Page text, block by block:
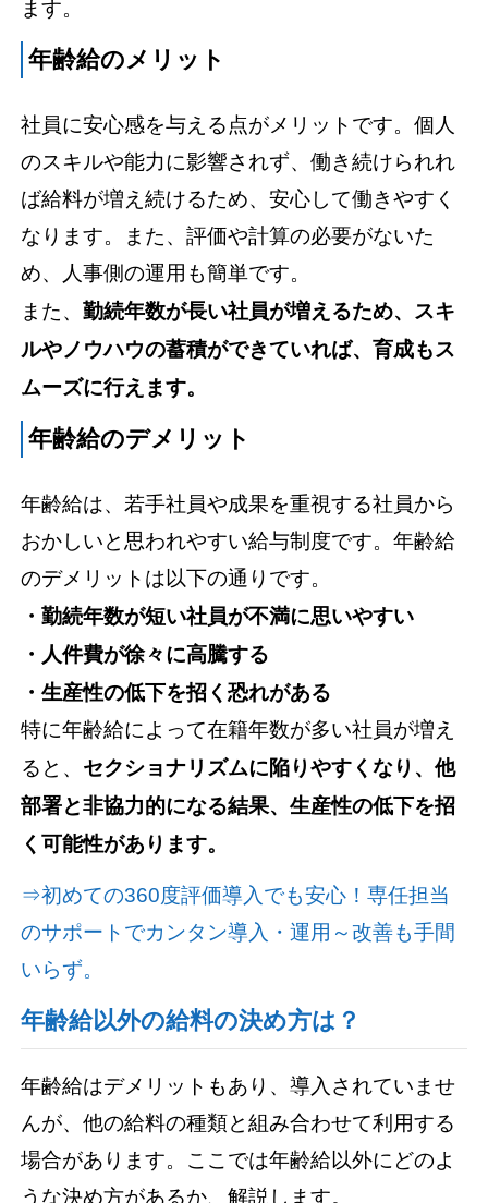
ます。
年齢給のメリット
社員に安心感を与える点がメリットです。個人
のスキルや能力に影響されず、働き続けられれ
ば給料が増え続けるため、安心して働きやすく
なります。また、評価や計算の必要がないた
め、人事側の運用も簡単です。
また、勤続年数が長い社員が増えるため、スキ
ルやノウハウの蓄積ができていれば、育成もス
ムーズに行えます。
年齢給のデメリット
年齢給は、若手社員や成果を重視する社員から
おかしいと思われやすい給与制度です。年齢給
のデメリットは以下の通りです。
・勤続年数が短い社員が不満に思いやすい
・人件費が徐々に高騰する
・生産性の低下を招く恐れがある
特に年齢給によって在籍年数が多い社員が増え
ると、 セクショナリズムに陥りやすくなり、他
部署と非協力的になる結果、生産性の低下を招
く可能性があります。
⇒初めての360度評価導入でも安心！専任担当
のサポートでカンタン導入・運用～改善も手間
いらず。
年齢給以外の給料の決め方は？
年齢給はデメリットもあり、導入されていませ
んが、他の給料の種類と組み合わせて利用する
場合があります。ここでは年齢給以外にどのよ
うな決め方があるか、解説します。